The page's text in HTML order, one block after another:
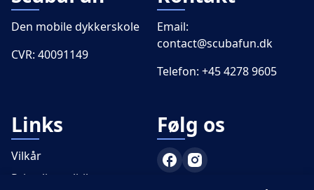
Den mobile dykkerskole
CVR: 40091149
Email:
contact@scubafun.dk
Telefon: +45 4278 9605
Links
Vilkår
Privatlivspolitik
Følg os